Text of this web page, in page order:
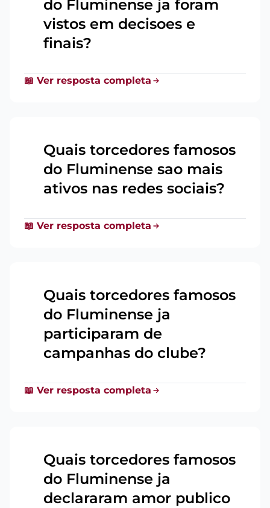
do Fluminense ja foram
vistos em decisoes e
finais?
📖 Ver resposta completa
Quais torcedores famosos
do Fluminense sao mais
ativos nas redes sociais?
📖 Ver resposta completa
Quais torcedores famosos
do Fluminense ja
participaram de
campanhas do clube?
📖 Ver resposta completa
Quais torcedores famosos
do Fluminense ja
declararam amor publico